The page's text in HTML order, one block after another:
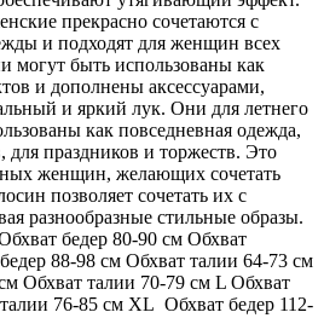
прекрасно сочетаются с
и подходят для женщин всех
могут быть использованы как
и дополнены аксессуарами,
и яркий лук. Они для летнего
как повседневная одежда,
для праздников и торжеств. Это
женщин, желающих сочетать
позволяет сочетать их с
разнообразные стильные образы.
бедер 80-90 см Обхват
88-98 см Обхват талии 64-73 см
Обхват талии 70-79 см L Обхват
76-85 см XL Обхват бедер 112-